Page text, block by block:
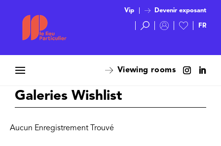
Vip Devenir exposant
Viewing rooms
Galeries Wishlist
Aucun Enregistrement Trouvé